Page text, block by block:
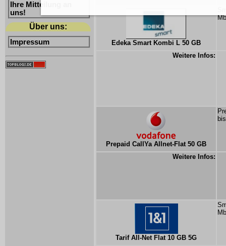
Ihre Mitteilung an
uns!
Über uns:
Impressum Edeka Smart Kombi L 50 GB
Weitere Infos:
Prepaid CallYa Allnet-Flat 50 GB
Weitere Infos:
Tarif All-Net Flat 10 GB 5G